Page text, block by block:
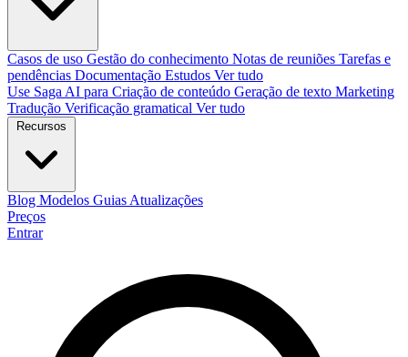
Casos de uso Gestão do conhecimento Notas de reuniões Tarefas e
pendências Documentação Estudos Ver tudo
Use Saga AI para Criação de conteúdo Geração de texto Marketing
Tradução Verificação gramatical Ver tudo
Blog Modelos Guias Atualizações
Preços
Entrar